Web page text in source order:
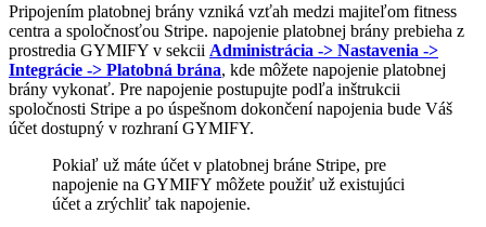
Pripojením platobnej brány vzniká vzťah medzi majiteľom fitness
centra a spoločnosťou Stripe. napojenie platobnej brány prebieha z
prostredia GYMIFY v sekcii Administrácia -> Nastavenia ->
Integrácie -> Platobná brána, kde môžete napojenie platobnej
brány vykonať. Pre napojenie postupujte podľa inštrukcii
spoločnosti Stripe a po úspešnom dokončení napojenia bude Váš
účet dostupný v rozhraní GYMIFY.
Pokiaľ už máte účet v platobnej bráne Stripe, pre
napojenie na GYMIFY môžete použiť už existujúci
účet a zrýchliť tak napojenie.